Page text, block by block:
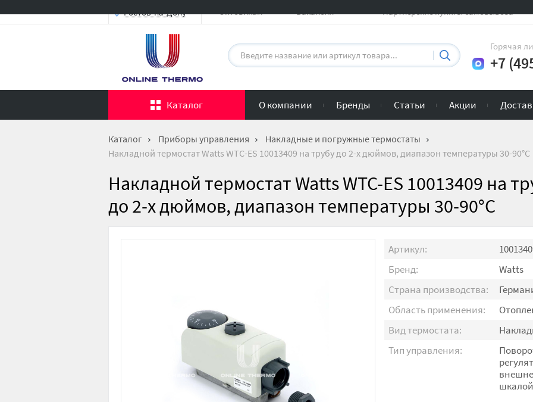
Ростов-на-Дону Оптовикам Вакансии Партнерские пункты самовывоза
Горячая
+7
Каталог О компании Бренды Статьи Акции
Каталог Приборы управления
Накладные и погружные термостаты
Накладной термостат Watts WTC-ES 10013409 на трубу до 2-х дюймов, диапазон температуры 30-90°C
Накладной термостат Watts WTC-ES 10013409 на
до 2-х дюймов, диапазон температуры 30-90°C
Артикул:
Бренд:
Watts
Страна производства:
Область применения:
Вид термостата:
Тип управления:
шкалой